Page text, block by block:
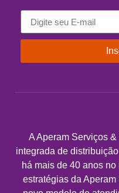
A Aperam Serviços
integrada de
há mais de 40 anos
estratégias da